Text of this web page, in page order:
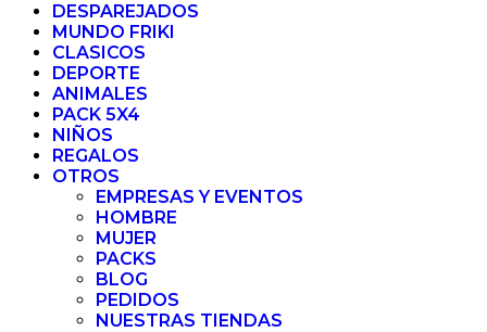
DESPAREJADOS
MUNDO FRIKI
CLASICOS
DEPORTE
ANIMALES
PACK 5X4
NIÑOS
REGALOS
OTROS
EMPRESAS Y EVENTOS
HOMBRE
MUJER
PACKS
BLOG
PEDIDOS
NUESTRAS TIENDAS